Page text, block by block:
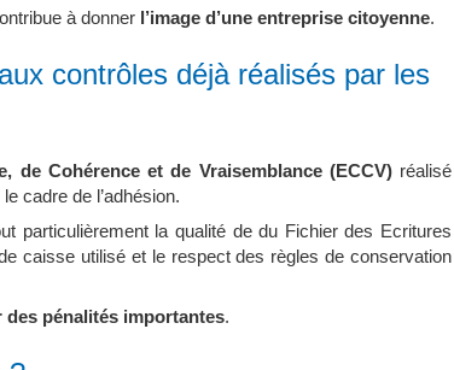
à donner l’image d’une entreprise citoyenne.
contrôles déjà réalisés par les
de Cohérence et de Vraisemblance (ECCV)réalisé
cadre de l’adhésion.
particulièrement la qualité de du Fichier des Ecritures
caisse utilisé et le respect des règles de conservation
des pénalités importantes.